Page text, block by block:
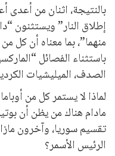
بالنتيجة، اثنان من
إطلاق النار” ويستثنون
منهما”، بما معناه أن كل
باستثناء الفصائل
الصدف، الميليشيات
لماذا لا يستمر كل من
مادام هناك من يظن أن
تقسيم سوريا، وآخرون
الرئيس الأسمر؟